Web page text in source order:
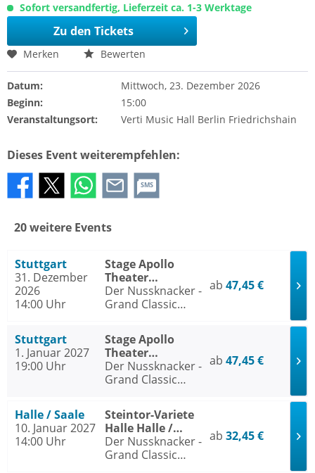
Sofort versandfertig, Lieferzeit ca. 1-3 Werktage
Zu den Tickets
Merken Bewerten
Datum:
Mittwoch, 23. Dezember 2026
Beginn:
15:00
Veranstaltungsort:
Verti Music Hall Berlin Friedrichshain
Dieses Event weiterempfehlen:
SMS
20 weitere Events
Stuttgart
31. Dezember
2026
14:00 Uhr
Stage Apollo
Theater
Stuttgart
Der Nussknacker -
Grand Classic
traditionelle
Wintertournee
ab 47,45 €
Stuttgart
1. Januar 2027
19:00 Uhr
Stage Apollo
Theater
Stuttgart
Der Nussknacker -
Grand Classic
traditionelle
Wintertournee
ab 47,45 €
Halle / Saale
10. Januar 2027
14:00 Uhr
Steintor-Variete
Halle Halle /
Saale
Der Nussknacker -
Grand Classic
ab 32,45 €